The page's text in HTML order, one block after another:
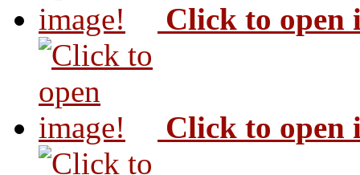
Click to open
Click to open